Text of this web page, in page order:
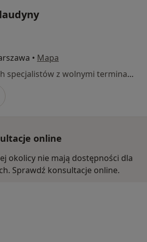
• Mapa
Brak dostępnych specjalistów z wolnymi terminami w tym centrum medycznym.
online
okolicy nie mają dostępności dla
Sprawdź konsultacje online.